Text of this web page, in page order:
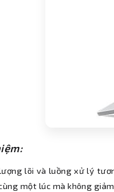
lõi và luồng xử lý
một lúc mà không